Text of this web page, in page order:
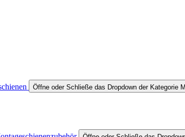
Öffne oder Schließe das Dropdown der Kategorie